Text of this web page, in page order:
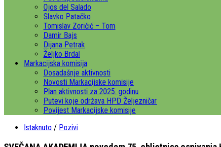
Ojos del Salado
Slavko Patačko
Tomislav Zoričić – Tom
Damir Bajs
Dijana Petrak
Željko Brdal
Markacijska komisija
Dosadašnje aktivnosti
Novosti Markacijske komisije
Plan aktivnosti za 2025. godinu
Putevi koje održava HPD Željezničar
Povijest Markacijske komisije
Istaknuto / Pozivi